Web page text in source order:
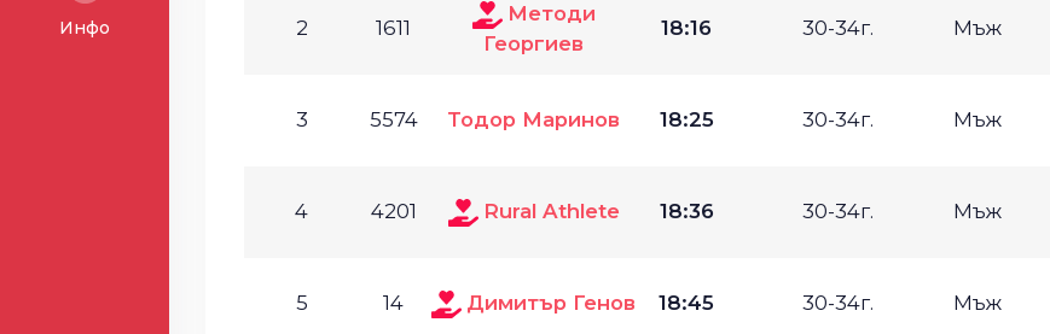
Инфо 2 1611
Методи
Георгиев
18:16 30-34г. Мъж
3 5574 Тодор Маринов 18:25 30-34г. Мъж
4 4201 Rural Athlete 18:36 30-34г. Мъж
5 14 Димитър Генов 18:45 30-34г. Мъж